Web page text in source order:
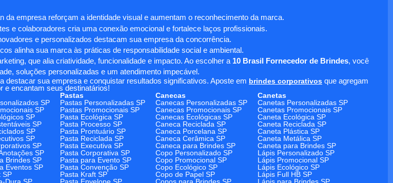
da empresa reforçam a identidade visual e aumentam o reconhecimento da marca.
e colaboradores cria uma conexão emocional e fortalece laços profissionais.
e personalizados destacam sua empresa da concorrência.
alinha sua marca às práticas de responsabilidade social e ambiental.
que alia criatividade, funcionalidade e impacto. Ao escolher a 10 Brasil Fornecedor de Brindes, você
soluções personalizadas e um atendimento impecável.
destacar sua empresa e conquistar resultados significativos. Aposte em brindes corporativos que agregam
e encantam seus destinatários!
Pastas Canecas
Canetas
SP Pastas Personalizadas SP Canecas Personalizadas SP
Canetas Personalizadas SP
SP Pastas Promocionais SP Canecas Promocionais SP
Canetas Promocionais SP
SP Pasta Ecológica SP Canecas Ecológicas SP
Caneta Ecológica SP
SP Pasta Processo SP Caneca Reciclada SP
Caneta Reciclada SP
SP Pasta Prontuário SP Caneca Porcelana SP
Caneta Plástica SP
SP Pasta Reciclada SP Caneca Cerâmica SP
Caneta Metálica SP
SP Pasta Executiva SP Caneca para Brindes SP
Caneta para Brindes SP
SP Pasta Corporativa SP Copo Personalizado SP
Lápis Personalizado SP
Brindes SP Pasta para Evento SP Copo Promocional SP
Lápis Promocional SP
Eventos SP Pasta Convenção SP Copo Ecológico SP
Lápis Ecológico SP
SP Pasta Kraft SP Copo de Papel SP
Lápis Full HB SP